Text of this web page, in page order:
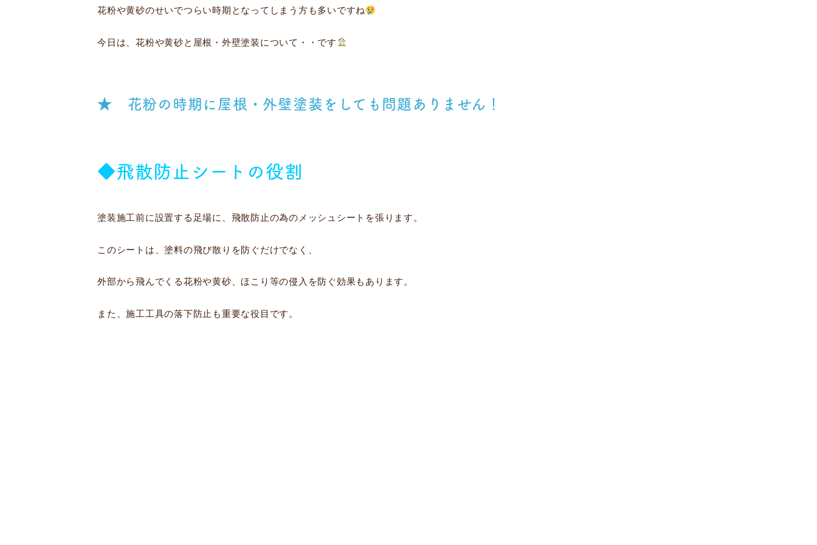
花粉や黄砂のせいでつらい時期となってしまう方も多いですね
今日は、花粉や黄砂と屋根・外壁塗装について・・です
★ 花粉の時期に屋根・外壁塗装をしても問題ありません！
◆飛散防止シートの役割
塗装施工前に設置する足場に、飛散防止の為のメッシュシートを張ります。
このシートは、塗料の飛び散りを防ぐだけでなく、
外部から飛んでくる花粉や黄砂、ほこり等の侵入を防ぐ効果もあります。
また、施工工具の落下防止も重要な役目です。